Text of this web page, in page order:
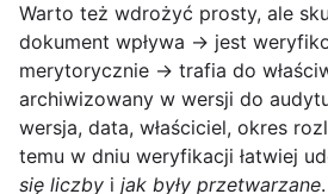
Warto też wdrożyć prosty, ale
dokument wpływa → jest
merytorycznie → trafia do
archiwizowany w wersji do
wersja, data, właściciel, okres
temu w dniu weryfikacji łatwiej
się liczby i jak były przetwarzane.